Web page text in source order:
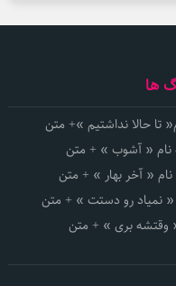
ها
تا حالا نداشتیم »+ متن
نام « آشوب » + متن
« آخر بهار » + متن
« نمیاد رو دستت » + متن
وقتشه بری » + متن